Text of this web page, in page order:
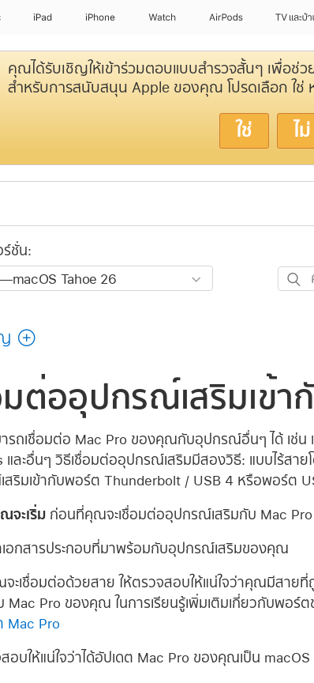
iPad iPhone Watch AirPods TV และบ้า
คุณได้รับเชิญให้เข้าร่วมตอบแบบสำรวจสั้นๆ เพื่อช่ว
สำหรับการสนับสนุน Apple ของคุณ โปรดเลือก ใช่
ใช่ ไม่
ร์ชั่น:
ค้นหา
มต่ออุปกรณ์เสริมเข้า
รถเชื่อมต่อ Mac Pro ของคุณกับอุปกรณ์อื่นๆ ได้ เช่น
และอื่นๆ วิธีเชื่อมต่ออุปกรณ์เสริมมีสองวิธี: แบบไร้สาย
สริมเข้ากับพอร์ต Thunderbolt / USB 4 หรือพอร์ต
จะเริ่ม ก่อนที่คุณจะเชื่อมต่ออุปกรณ์เสริมกับ Mac
อกสารประกอบที่มาพร้อมกับอุปกรณ์เสริมของคุณ
ะเชื่อมต่อด้วยสาย ให้ตรวจสอบให้แน่ใจว่าคุณมีสาย
Mac Pro ของคุณ ในการเรียนรู้เพิ่มเติมเกี่ยวกับพอ
Mac Pro
อบให้แน่ใจว่าได้อัปเดต Mac Pro ของคุณเป็น macOS